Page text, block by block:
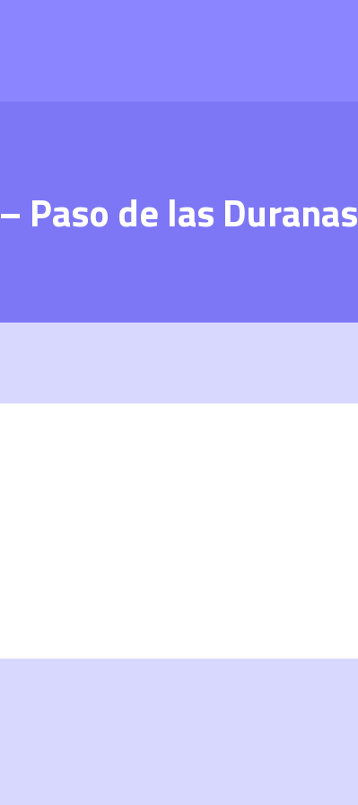
Paso de las Duranas